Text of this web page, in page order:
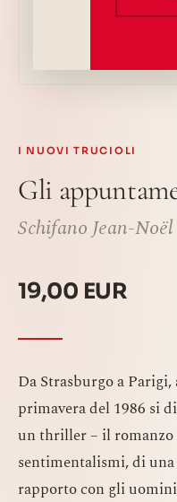
I NUOVI TRUCIOLI
Gli
Schifano Jean-Noël
19,00 EUR
Da Strasburgo a
primavera del 1986 si
un thriller – il romanzo
sentimentalismi, di
rapporto con gli